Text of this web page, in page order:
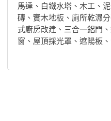
馬達、白鐵水塔、木工、
磚、實木地板、廁所乾濕
式廚房改建、三合一鋁門
窗、屋頂採光罩、遮陽板